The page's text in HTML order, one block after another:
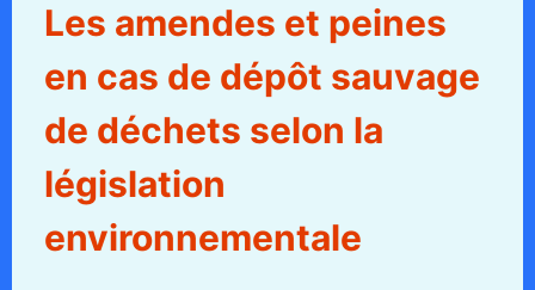
Les amendes et peines
en cas de dépôt sauvage
de déchets selon la
législation
environnementale